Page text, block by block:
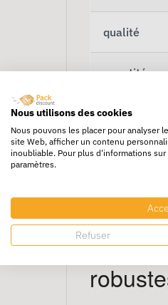
qualité
quantité
Caisse
Nous utilisons des cookies
Nous pouvons les placer pour analyser
site Web, afficher un contenu
inoubliable. Pour plus d'informations
paramètres.
Refuser